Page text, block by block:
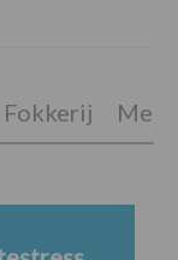
Fokkerij